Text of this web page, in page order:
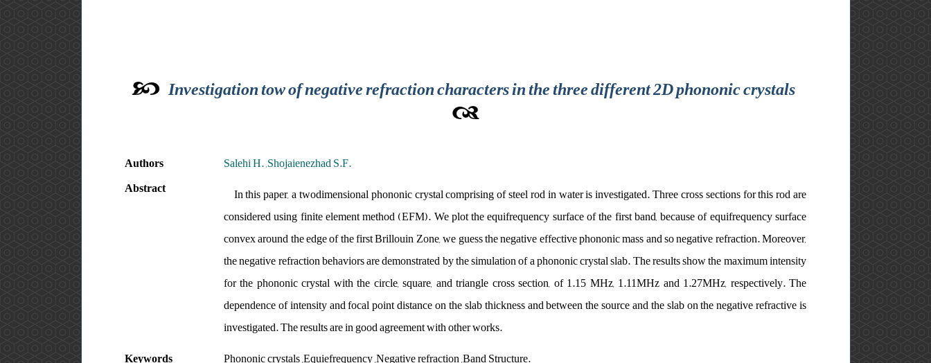
Investigation tow of negative refraction characters in the three different 2D phononic crystals
Authors
Salehi H. ,Shojaienezhad S.F.
Abstract
In this paper, a twodimensional phononic crystal comprising of steel rod in water is investigated. Three cross sections for this rod are
considered using finite element method (EFM). We plot the equifrequency surface of the first band, because of equifrequency surface
convex around the edge of the first Brillouin Zone, we guess the negative effective phononic mass and so negative refraction. Moreover,
the negative refraction behaviors are demonstrated by the simulation of a phononic crystal slab. The results show the maximum intensity
for the phononic crystal with the circle, square, and triangle cross section, of 1.15 MHz, 1.11MHz and 1.27MHz, respectively. The
dependence of intensity and focal point distance on the slab thickness and between the source and the slab on the negative refractive is
investigated. The results are in good agreement with other works.